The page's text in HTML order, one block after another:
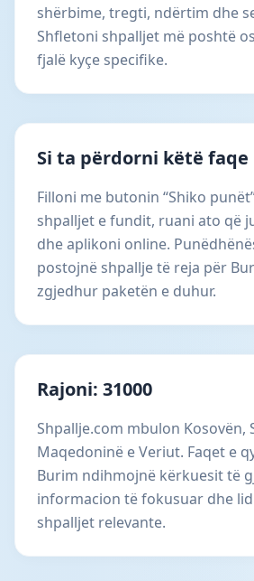
shërbime, tregti, ndërtim dhe
Shfletoni shpalljet më poshtë
fjalë kyçe specifike.
Si ta përdorni këtë faqe
Filloni me butonin “Shiko
shpalljet e fundit, ruani ato që
dhe aplikoni online.
postojnë shpallje të reja për
zgjedhur paketën e duhur.
Rajoni: 31000
Shpallje.com mbulon Kosovën,
Maqedoninë e Veriut. Faqet e
Burim ndihmojnë kërkuesit të
informacion të fokusuar dhe
shpalljet relevante.